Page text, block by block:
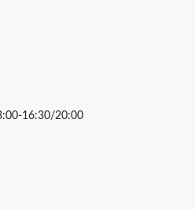
16:30/20:00